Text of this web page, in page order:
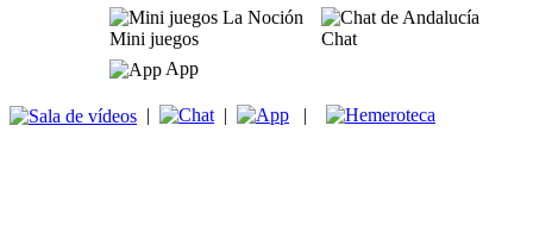
Mini juegos
Chat
App
| | |